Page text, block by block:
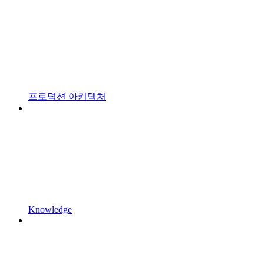
프로덕션 아키텍처
Knowledge